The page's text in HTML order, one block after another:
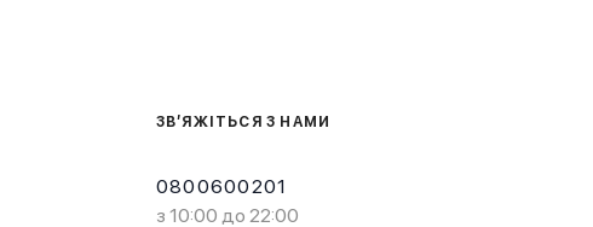
ЗВ’ЯЖІТЬСЯ З НАМИ
0800600201
з 10:00 до 22:00